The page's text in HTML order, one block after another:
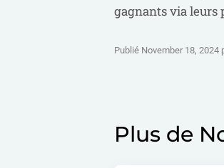
gagnants via leurs
Publié November 18, 2024
Plus de